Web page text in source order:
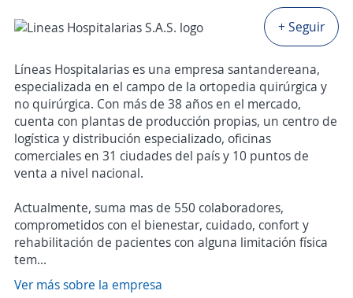
+ Seguir
Líneas Hospitalarias es una empresa santandereana,
especializada en el campo de la ortopedia quirúrgica y
no quirúrgica. Con más de 38 años en el mercado,
cuenta con plantas de producción propias, un centro de
logística y distribución especializado, oficinas
comerciales en 31 ciudades del país y 10 puntos de
venta a nivel nacional.
Actualmente, suma mas de 550 colaboradores,
comprometidos con el bienestar, cuidado, confort y
rehabilitación de pacientes con alguna limitación física
tem...
Ver más sobre la empresa